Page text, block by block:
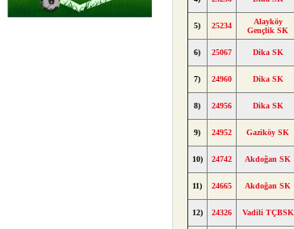
5) 25234
Alayköy
Gençlik SK
6) 25067 Dika SK
7) 24960 Dika SK
8) 24956 Dika SK
9) 24952 Gaziköy SK
10) 24742 Akdoğan SK
11) 24665 Akdoğan SK
12) 24326 Vadili TÇBSK